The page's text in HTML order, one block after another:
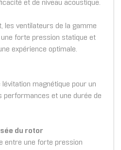
et de niveau acoustique.
les ventilateurs de la gamme
forte pression statique et
expérience optimale.
lévitation magnétique pour un
performances et une durée de
du rotor
entre une forte pression